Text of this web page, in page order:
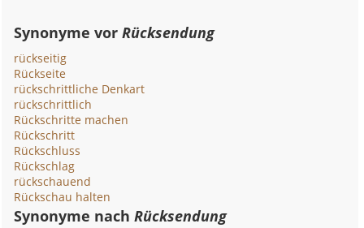
Synonyme vorRücksendung
rückseitig
Rückseite
rückschrittliche Denkart
rückschrittlich
Rückschritte machen
Rückschritt
Rückschluss
Rückschlag
rückschauend
Rückschau halten
Synonyme nachRücksendung